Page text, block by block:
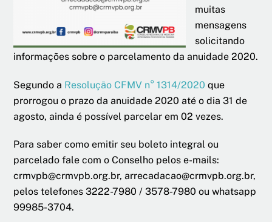
muitas
mensagens
solicitando
informações sobre o parcelamento da anuidade 2020.
Segundo a Resolução CFMV n° 1314/2020 que
prorrogou o prazo da anuidade 2020 até o dia 31 de
agosto, ainda é possível parcelar em 02 vezes.
Para saber como emitir seu boleto integral ou
parcelado fale com o Conselho pelos e-mails:
crmvpb@crmvpb.org.br, arrecadacao@crmvpb.org.br,
pelos telefones 3222-7980 / 3578-7980 ou whatsapp
99985-3704.